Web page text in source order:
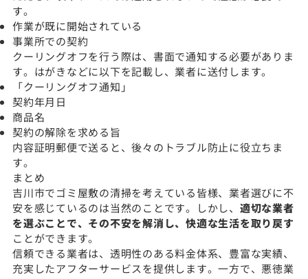
す。
作業が既に開始されている
事業所での契約
クーリングオフを行う際は、書面で通知する必要がありま
す。はがきなどに以下を記載し、業者に送付します。
「クーリングオフ通知」
契約年月日
商品名
契約の解除を求める旨
内容証明郵便で送ると、後々のトラブル防止に役立ちま
す。
まとめ
吉川市でゴミ屋敷の清掃を考えている皆様、業者選びに不
安を感じているのは当然のことです。しかし、 適切な業者
を選ぶことで、その不安を解消し、快適な生活を取り戻す
ことができます。
信頼できる業者は、透明性のある料金体系、豊富な実績、
充実したアフターサービスを提供します。一方で、悪徳業